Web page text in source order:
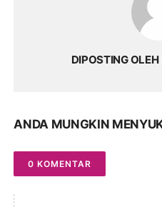
DIPOSTING OLEH
ANDA MUNGKIN
0 KOMENTAR